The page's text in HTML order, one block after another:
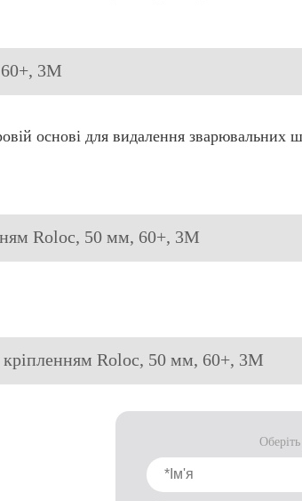
60+, 3М
основі для видалення зварювальних
Roloc, 50 мм, 60+, 3М
Roloc, 50 мм, 60+, 3М